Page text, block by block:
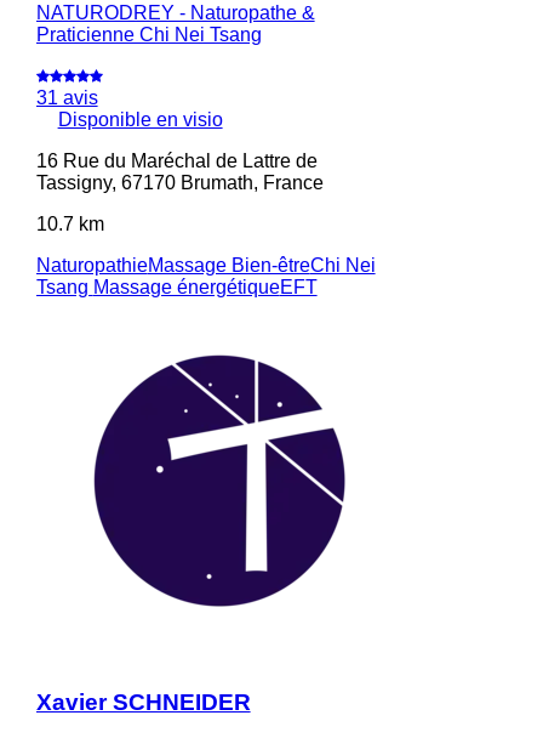
NATURODREY - Naturopathe &
Praticienne Chi Nei Tsang
31 avis
Disponible en visio
16 Rue du Maréchal de Lattre de
Tassigny, 67170 Brumath, France
10.7 km
NaturopathieMassage Bien-êtreChi Nei
Tsang Massage énergétiqueEFT
Xavier SCHNEIDER